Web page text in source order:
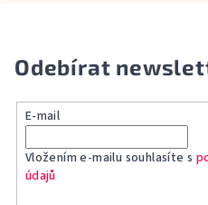
Odebírat
E-mail
Vložením e-mailu souhlasíte s
údajů